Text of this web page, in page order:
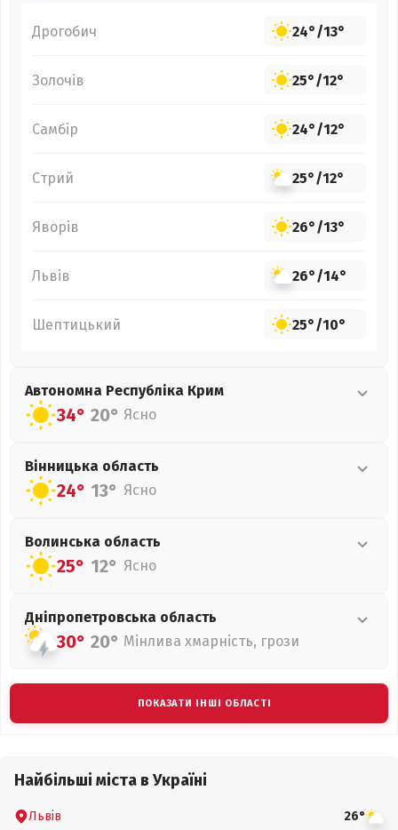
Дрогобич 24°/13°
Золочів 25°/12°
Самбір 24°/12°
Стрий 25°/12°
Яворів 26°/13°
Львів 26°/14°
Шептицький 25°/10°
Автономна Республіка Крим
34° 20° Ясно
Вінницька область
24° 13° Ясно
Волинська область
25° 12° Ясно
Дніпропетровська область
30° 20° Мінлива хмарність, грози
ПОКАЗАТИ ІНШІ ОБЛАСТІ
Найбільші міста в Україні
Львів 26°